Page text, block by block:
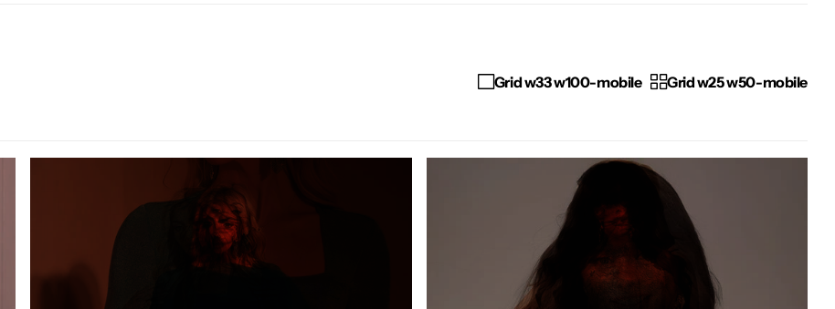
Grid w33 w100-mobile
Grid w25 w50-mobile